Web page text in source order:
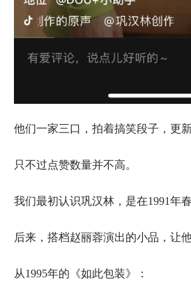
他们一家三口，拍着搞笑段子，更
只不过点赞数量并不高。
我们最初认识巩汉林，是在1991年
后来，搭档赵丽蓉演出的小品，让
从1995年的《如此包装》：